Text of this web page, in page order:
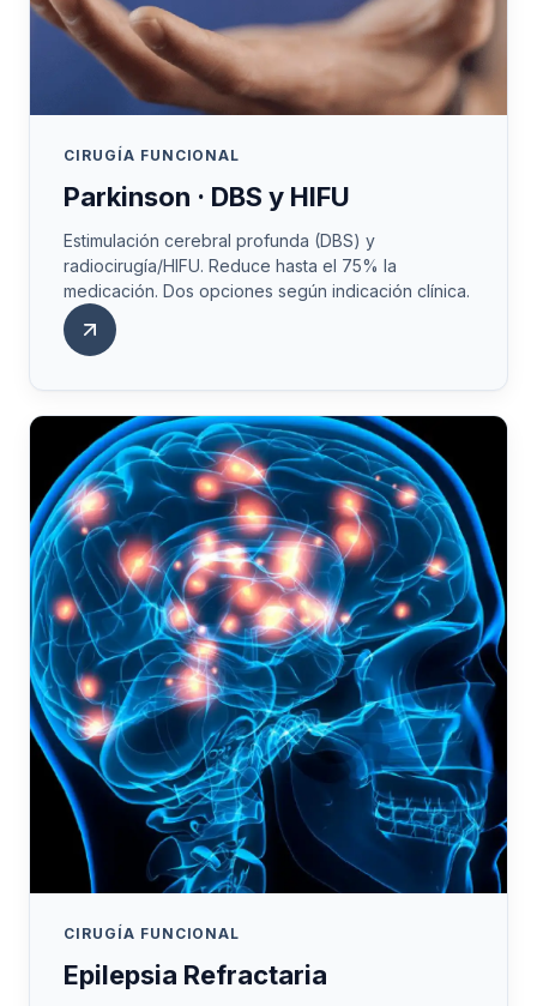
CIRUGÍA FUNCIONAL
Parkinson · DBS y HIFU
Estimulación cerebral profunda (DBS) y
radiocirugía/HIFU. Reduce hasta el 75% la
medicación. Dos opciones según indicación clínica.
CIRUGÍA FUNCIONAL
Epilepsia Refractaria